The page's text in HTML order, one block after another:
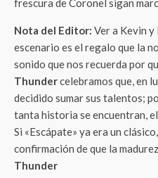
frescura de Coronel sigan
Nota del Editor: Ver a Kevin y
escenario es el regalo que la
sonido que nos recuerda por
Thundercelebramos que, en
decidido sumar sus talentos;
tanta historia se encuentran,
Si «Escápate» ya era un
confirmación de que la
Thunder